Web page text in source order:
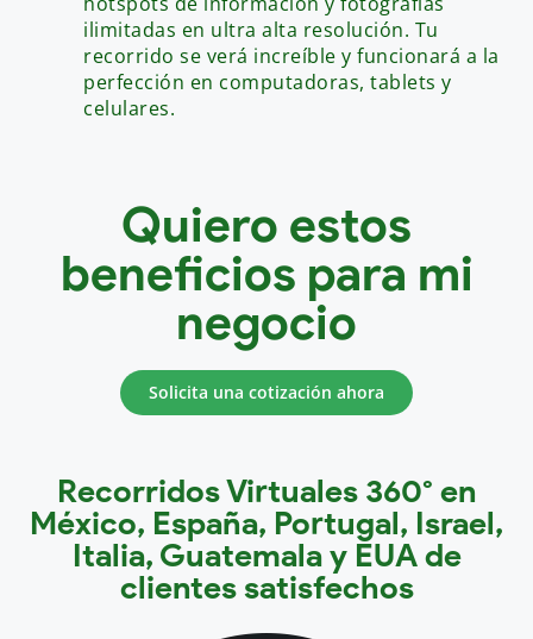
ilimitadas en ultra alta resolución. Tu
recorrido se verá increíble y funcionará a la
perfección en computadoras, tablets y
celulares.
Quiero estos
beneficios para mi
negocio
Solicita una cotización ahora
Recorridos Virtuales 360° en
México, España, Portugal, Israel,
Italia, Guatemala y EUA de
clientes satisfechos